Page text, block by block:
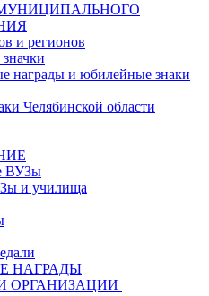
и регионов
награды и юбилейные знаки
Челябинской области
ВУЗы
и училища
НАГРАДЫ
ОРГАНИЗАЦИИ